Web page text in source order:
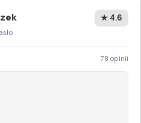
★ 4.6
78 opinii